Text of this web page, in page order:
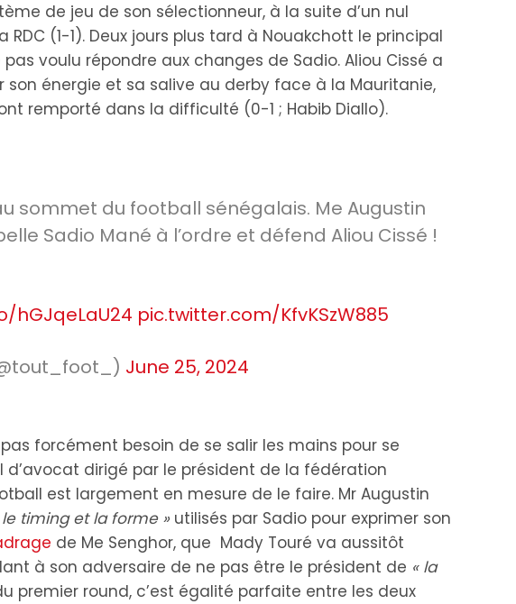
de jeu de son sélectionneur, à la suite d’un nul
(1-1). Deux jours plus tard à Nouakchott le principal
voulu répondre aux changes de Sadio. Aliou Cissé a
son énergie et sa salive au derby face à la Mauritanie,
remporté dans la difficulté (0-1 ; Habib Diallo).
sommet du football sénégalais. Me Augustin
Sadio Mané à l’ordre et défend Aliou Cissé !
hGJqeLaU24 pic.twitter.com/KfvKSzW885
June 25, 2024
forcément besoin de se salir les mains pour se
d’avocat dirigé par le président de la fédération
est largement en mesure de le faire. Mr Augustin
le timing et la forme » utilisés par Sadio pour exprimer son
de Me Senghor, que Mady Touré va aussitôt
à son adversaire de ne pas être le président de « la
premier round, c’est égalité parfaite entre les deux